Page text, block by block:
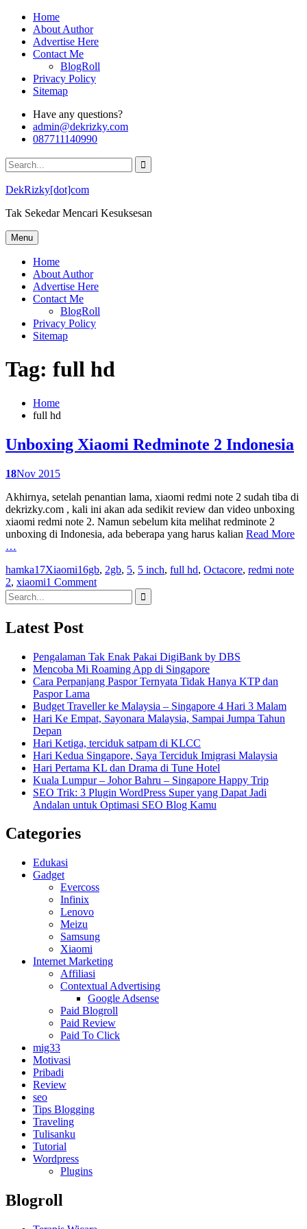
Skip
content
Home
About Author
Advertise Here
Contact Me
BlogRoll
Privacy Policy
Sitemap
Have any questions?
admin@dekrizky.com
087711140990
Search
for:
DekRizky[dot]com
Tak Sekedar Mencari Kesuksesan
Menu
Home
About Author
Advertise Here
Contact Me
BlogRoll
Privacy Policy
Sitemap
Tag: full hd
Home
full hd
Unboxing Xiaomi Redminote 2 Indonesia
18Nov 2015
Akhirnya, setelah penantian lama, xiaomi redmi note 2 sudah tiba di
dekrizky.com , kali ini akan ada sedikit review dan video unboxing
xiaomi redmi note 2. Namun sebelum kita melihat redminote 2
unboxing di Indonesia, ada beberapa yang harus kalian Read More
…
hamka17Xiaomi16gb, 2gb, 5, 5 inch, full hd, Octacore, redmi note
2, xiaomi1 Comment
Search
for:
Latest Post
Pengalaman Tak Enak Pakai DigiBank by DBS
Mencoba Mi Roaming App di Singapore
Cara Perpanjang Paspor Ternyata Tidak Hanya KTP dan
Paspor Lama
Budget Traveller ke Malaysia – Singapore 4 Hari 3 Malam
Hari Ke Empat, Sayonara Malaysia, Sampai Jumpa Tahun
Depan
Hari Ketiga, terciduk satpam di KLCC
Hari Kedua Singapore, Saya Terciduk Imigrasi Malaysia
Hari Pertama KL dan Drama di Tune Hotel
Kuala Lumpur – Johor Bahru – Singapore Happy Trip
SEO Trik: 3 Plugin WordPress Super yang Dapat Jadi
Andalan untuk Optimasi SEO Blog Kamu
Categories
Edukasi
Gadget
Evercoss
Infinix
Lenovo
Meizu
Samsung
Xiaomi
Internet Marketing
Affiliasi
Contextual Advertising
Google Adsense
Paid Blogroll
Paid Review
Paid To Click
mig33
Motivasi
Pribadi
Review
seo
Tips Blogging
Traveling
Tulisanku
Tutorial
Wordpress
Plugins
Blogroll